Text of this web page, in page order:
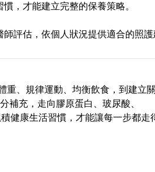
，才能建立完整的保養策略。
評估，依個人狀況提供適合的照護
重、規律運動、均衡飲食，到建立
補充，走向膠原蛋白、玻尿酸、
健康生活習慣，才能讓每一步都走